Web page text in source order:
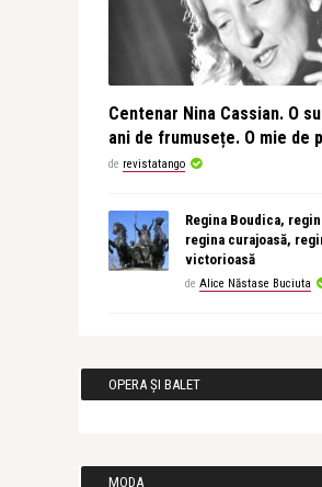
Centenar Nina Cassian. O
ani de frumusețe. O mie de
de revistatango
Regina Boudica,
regina curajoasă,
victorioasă
de Alice Năstase Buciuta
OPERA ȘI BALET
MODA